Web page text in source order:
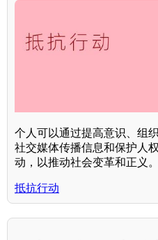
个人可以通过提高意识、组
社交媒体传播信息和保护人
动，以推动社会变革和正义。
抵抗行动